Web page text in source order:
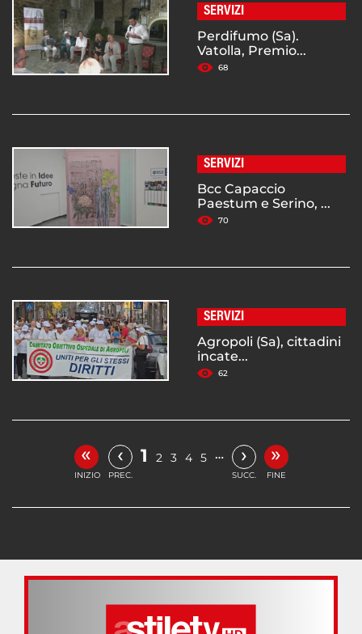
SERVIZI
Perdifumo (Sa).
Vatolla, Premio...
68
SERVIZI
Bcc Capaccio
Paestum e Serino, ...
70
SERVIZI
Agropoli (Sa), cittadini
incate...
62
«
INIZIO
‹
PREC.
1 2 3 4 5 … ›
SUCC.
»
FINE